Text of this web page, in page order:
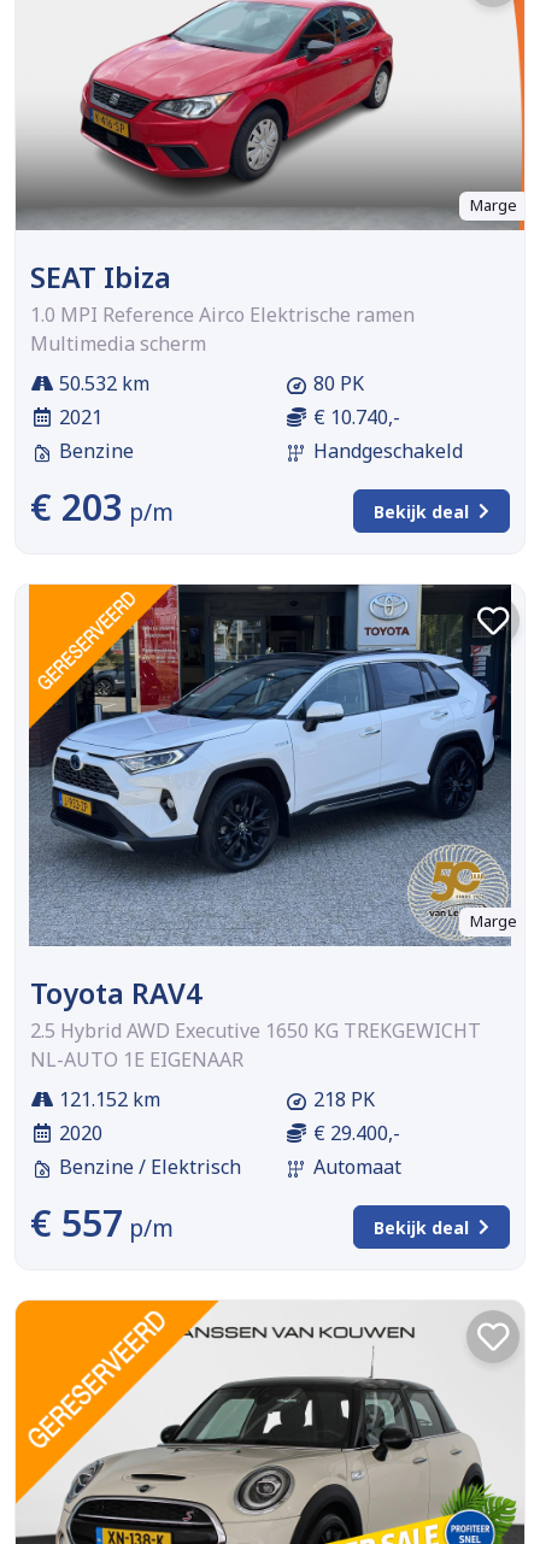
Marge
SEAT Ibiza
1.0 MPI Reference Airco Elektrische ramen
Multimedia scherm
50.532 km
2021
Benzine
80 PK
€ 10.740,-
Handgeschakeld
€ 203 p/m Bekijk deal
Marge
Toyota RAV4
2.5 Hybrid AWD Executive 1650 KG TREKGEWICHT
NL-AUTO 1E EIGENAAR
121.152 km
2020
Benzine / Elektrisch
218 PK
€ 29.400,-
Automaat
€ 557 p/m Bekijk deal